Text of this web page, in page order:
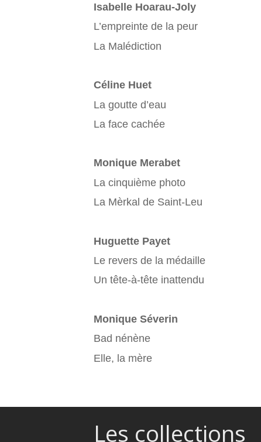
Isabelle Hoarau-Joly
L’empreinte de la peur
La Malédiction
Céline Huet
La goutte d’eau
La face cachée
Monique Merabet
La cinquième photo
La Mèrkal de Saint-Leu
Huguette Payet
Le revers de la médaille
Un tête-à-tête inattendu
Monique Séverin
Bad nénène
Elle, la mère
Les collections